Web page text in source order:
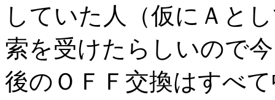
していた人（仮にＡと
索を受けたらしいので今
後のＯＦＦ交換はすべ